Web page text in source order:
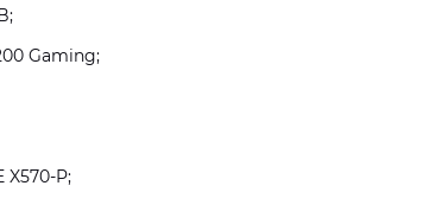
Gaming;
X570-P;